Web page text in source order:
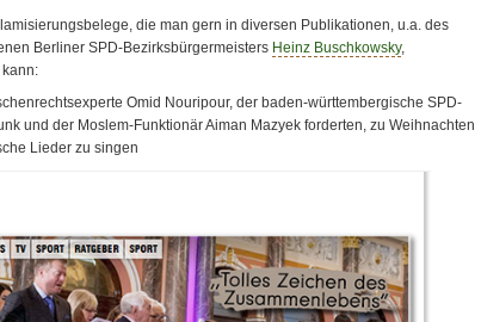
die man gern in diversen Publikationen, u.a. des
Berliner SPD-Bezirksbürgermeisters Heinz Buschkowsky,
Omid Nouripour, der baden-württembergische SPD-
und der Moslem-Funktionär Aiman Mazyek forderten, zu Weihnachten
Lieder zu singen